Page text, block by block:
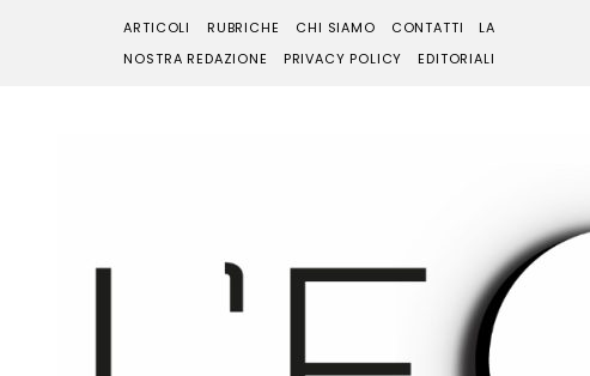
ARTICOLI RUBRICHE CHI SIAMO CONTATTI
LA
NOSTRA REDAZIONE
PRIVACY POLICY EDITORIALI